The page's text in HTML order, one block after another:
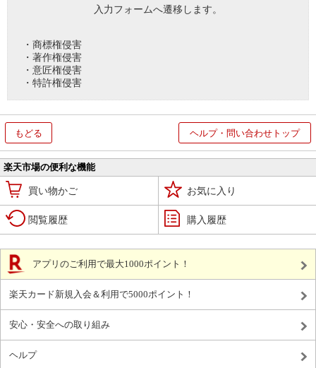
入力フォームへ遷移します。
・商標権侵害
・著作権侵害
・意匠権侵害
・特許権侵害
もどる ヘルプ・問い合わせトップ
楽天市場の便利な機能
買い物かご お気に入り
閲覧履歴 購入履歴
アプリのご利用で最大1000ポイント！
楽天カード新規入会＆利用で5000ポイント！
安心・安全への取り組み
ヘルプ